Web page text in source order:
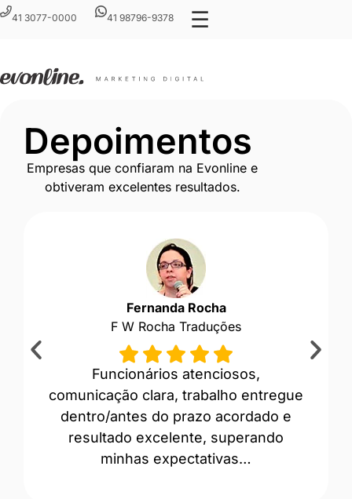
41 3077-0000 41 98796-9378 ☰
Depoimentos
Empresas que confiaram na Evonline e
obtiveram excelentes resultados.
Fernanda Rocha
F W Rocha Traduções
Funcionários atenciosos,
comunicação clara, trabalho entregue
dentro/antes do prazo acordado e
resultado excelente, superando
minhas expectativas…